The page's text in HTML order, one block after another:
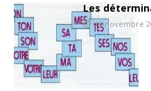
Les
13 novembre